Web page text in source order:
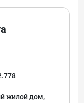
жилой дом,